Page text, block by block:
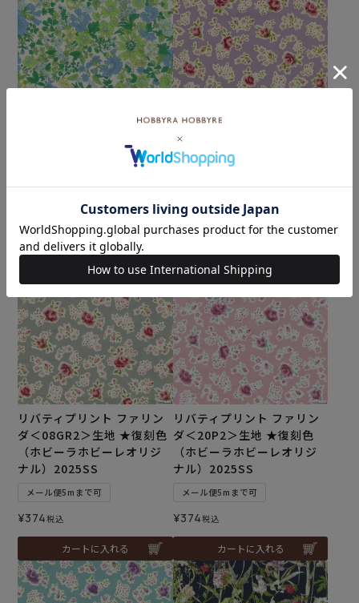
＜44G＞生地 （ホビーラホ
¥374税込
カートに入れる
ダ＜07L2＞生地 ★復刻色
（ホビーラホビーレオリジ
ナル）2025SS
¥374税込
カートに入れる
リバティプリント ファリン
ダ＜08GR2＞生地 ★復刻色
（ホビーラホビーレオリジ
ナル）2025SS
メール便5mまで可
¥374税込
カートに入れる
リバティプリント ファリン
ダ＜20P2＞生地 ★復刻色
（ホビーラホビーレオリジ
ナル）2025SS
メール便5mまで可
¥374税込
カートに入れる